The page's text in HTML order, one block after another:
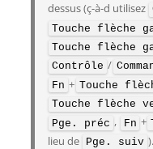
dessus (ç-à-d utilisez
Touche flèche
Touche flèche
Contrôle /
Fn + Touche
Touche flèche
Pge. préc , Fn +
lieu de
Pge. suiv ).